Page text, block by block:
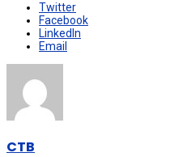
Twitter
Facebook
LinkedIn
Email
CTB